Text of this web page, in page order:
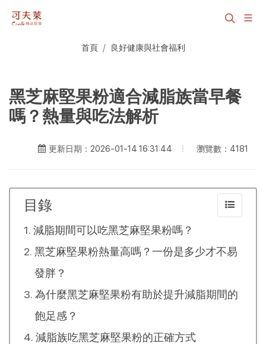
首頁 良好健康與社會福利
黑芝麻堅果粉適合減脂族當早餐
嗎？熱量與吃法解析
更新日期：2026-01-14 16:31:44 瀏覽數：4181
目錄
減脂期間可以吃黑芝麻堅果粉嗎？
黑芝麻堅果粉熱量高嗎？一份是多少才不易
發胖？
為什麼黑芝麻堅果粉有助於提升減脂期間的
飽足感？
減脂族吃黑芝麻堅果粉的正確方式